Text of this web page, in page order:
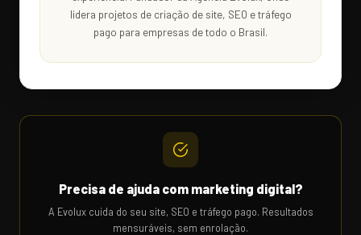
lidera projetos de criação de site, SEO e tráfego
pago para empresas de todo o Brasil.
Precisa de ajuda com marketing digital?
A Evolux cuida do seu site, SEO e tráfego pago. Resultados
mensuráveis, sem enrolação.